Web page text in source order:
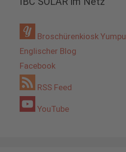
Broschürenkiosk Yumpu
Englischer Blog
Facebook
RSS Feed
YouTube